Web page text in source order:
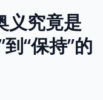
义究竟是
“保持”的